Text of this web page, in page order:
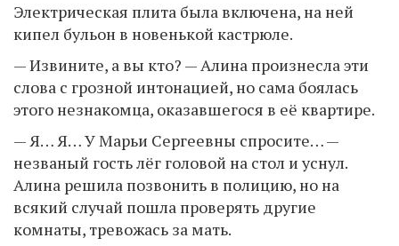
Электрическая плита была включена, на ней
кипел бульон в новенькой кастрюле.
— Извините, а вы кто? — Алина произнесла эти
слова с грозной интонацией, но сама боялась
этого незнакомца, оказавшегося в её квартире.
— Я… Я… У Марьи Сергеевны спросите… —
незваный гость лёг головой на стол и уснул.
Алина решила позвонить в полицию, но на
всякий случай пошла проверять другие
комнаты, тревожась за мать.